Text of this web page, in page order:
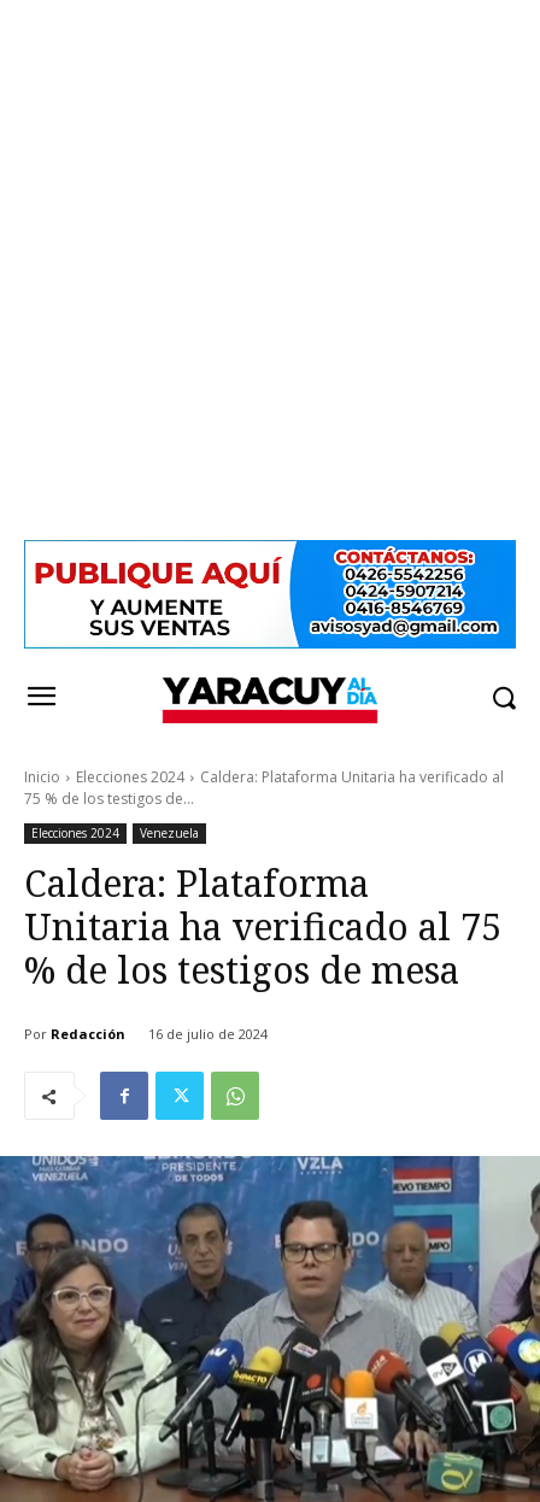
Inicio Elecciones 2024
Caldera: Plataforma Unitaria ha verificado al
75 % de los testigos de...
Elecciones 2024 Venezuela
Caldera: Plataforma
Unitaria ha verificado al 75
% de los testigos de mesa
Por Redacción 16 de julio de 2024